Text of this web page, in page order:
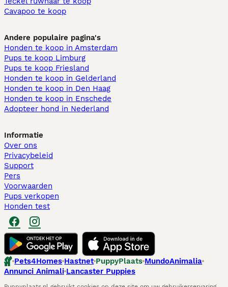
Cavapoo te koop
Andere populaire pagina's
Honden te koop in Amsterdam
Pups te koop Limburg​
Pups te koop Friesland​
Honden te koop in Gelderland
Honden te koop in Den Haag
Honden te koop in Enschede
Adopteer hond in Nederland
Informatie
Over ons
Privacybeleid
Support
Pers
Voorwaarden
Pups verkopen
Honden test
Pets4Homes Hastnet PuppyPlaats MundoAnimalia
Annunci Animali Lancaster Puppies